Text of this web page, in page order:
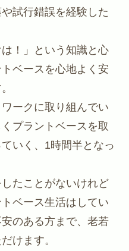
試行錯誤を経験した
！」という知識と心
ベースを心地よく安
ークに取り組んでい
プラントベースを取
いく、1時間半となっ
たことがないけれど
ベース生活はしてい
のある方まで、老若
けます。